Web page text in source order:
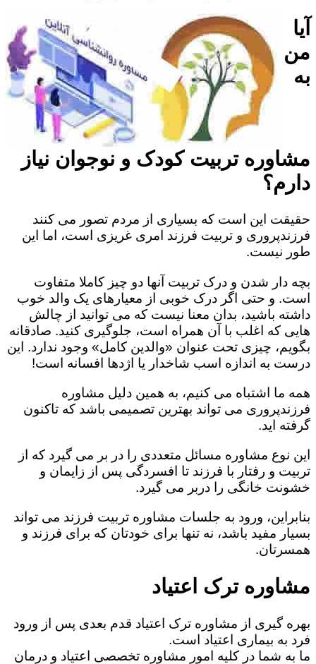
آیا
من
به
مشاوره تربیت کودک و نوجوان نیاز
دارم؟
حقیقت این است که بسیاری از مردم تصور می کنند
فرزندپروری و تربیت فرزند امری غریزی است، اما این
طور نیست.
بچه دار شدن و درک تربیت آنها دو چیز کاملا متفاوت
است. و حتی اگر درک خوبی از معیارهای یک والد خوب
داشته باشید، بدان معنا نیست که می توانید از چالش
هایی که اغلب با آن همراه است، جلوگیری کنید. صادقانه
بگویم، چیزی تحت عنوان «والدین کامل» وجود ندارد. این
درست به اندازه اسب شاخدار یا اژدها افسانه است!
همه ما اشتباه می کنیم، به همین دلیل مشاوره
فرزندپروری می تواند بهترین تصمیمی باشد که تاکنون
گرفته اید.
این نوع مشاوره مسائل متعددی را در بر می گیرد که از
تربیت و رفتار با فرزند تا افسردگی پس از زایمان و
خشونت خانگی را دربر می گیرد.
بنابراین، ورود به جلسات مشاوره تربیت فرزند می تواند
بسیار مفید باشد، نه تنها برای خودتان که برای فرزند و
همسرتان.
مشاوره ترک اعتیاد
بهره گیری از مشاوره ترک اعتیاد قدم بعدی پس از ورود
فرد به بیماری اعتیاد است.
ما به شما در کلیه امور مشاوره تخصصی اعتیاد و درمان